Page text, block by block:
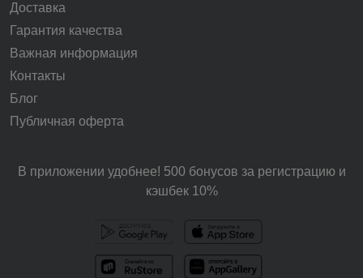
Доставка
Гарантия качества
Важная информация
Контакты
Блог
Публичная оферта
В приложении удобнее! 500 бонусов за регистрацию и
кэшбек 10%